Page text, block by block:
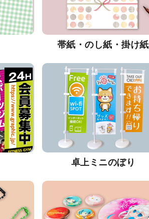
帯紙・のし紙・掛け紙
卓上ミニのぼり